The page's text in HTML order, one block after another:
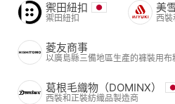
禦田紐扣
禦田紐扣
美
西裝
菱友商事
以廣島縣三備地區生產的褲裝用布
葛根毛織物（DOMINX）
西裝和正裝紡織品製造商